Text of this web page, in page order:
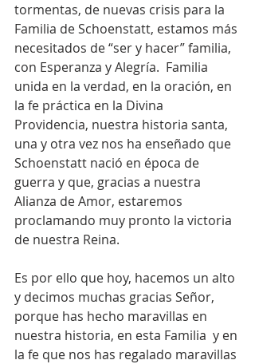
tormentas, de nuevas crisis para la
Familia de Schoenstatt, estamos más
necesitados de “ser y hacer” familia,
con Esperanza y Alegría.  Familia
unida en la verdad, en la oración, en
la fe práctica en la Divina
Providencia, nuestra historia santa,
una y otra vez nos ha enseñado que
Schoenstatt nació en época de
guerra y que, gracias a nuestra
Alianza de Amor, estaremos
proclamando muy pronto la victoria
de nuestra Reina.
Es por ello que hoy, hacemos un alto
y decimos muchas gracias Señor,
porque has hecho maravillas en
nuestra historia, en esta Familia  y en
la fe que nos has regalado maravillas